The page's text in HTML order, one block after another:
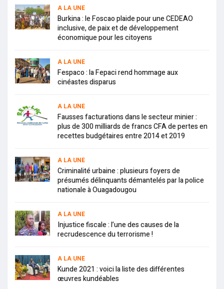
A LA UNE
Burkina : le Foscao plaide pour une CEDEAO
inclusive, de paix et de développement
économique pour les citoyens
A LA UNE
Fespaco : la Fepaci rend hommage aux
cinéastes disparus
A LA UNE
Fausses facturations dans le secteur minier :
plus de 300 milliards de francs CFA de pertes en
recettes budgétaires entre 2014 et 2019
A LA UNE
Criminalité urbaine : plusieurs foyers de
présumés délinquants démantelés par la police
nationale à Ouagadougou
A LA UNE
Injustice fiscale : l’une des causes de la
recrudescence du terrorisme !
A LA UNE
Kunde 2021 : voici la liste des différentes
œuvres kundéables